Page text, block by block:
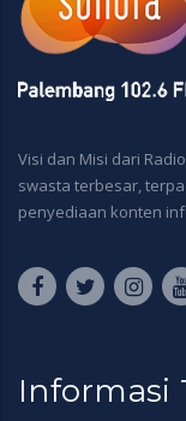
Visi dan Misi dari
swasta terbesar,
penyediaan konten
Informasi